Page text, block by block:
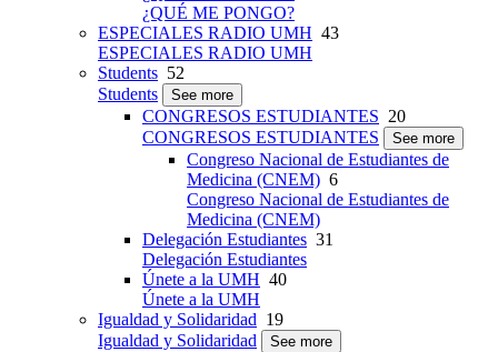
¿QUÉ ME PONGO?
ESPECIALES RADIO UMH 43
ESPECIALES RADIO UMH
Students 52
Students
See more
CONGRESOS ESTUDIANTES 20
CONGRESOS ESTUDIANTES
See more
Congreso Nacional de Estudiantes de
Medicina (CNEM) 6
Congreso Nacional de Estudiantes de
Medicina (CNEM)
Delegación Estudiantes 31
Delegación Estudiantes
Únete a la UMH 40
Únete a la UMH
Igualdad y Solidaridad 19
Igualdad y Solidaridad
See more